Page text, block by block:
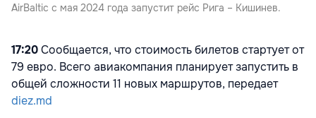
AirBaltic с мая 2024 года запустит рейс Рига – Кишинев.
17:20Сообщается, что стоимость билетов стартует от
79 евро. Всего авиакомпания планирует запустить в
общей сложности 11 новых маршрутов, передает
diez.md